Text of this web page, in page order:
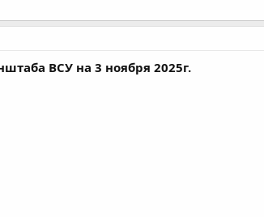
ВСУ на 3 ноября 2025г.